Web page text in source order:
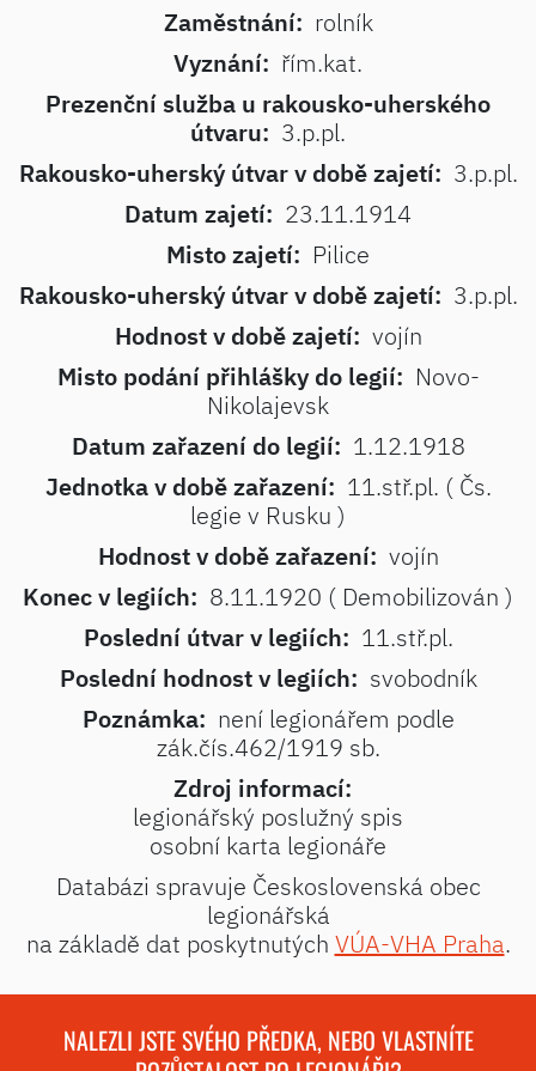
Zaměstnání: rolník
Vyznání: řím.kat.
Prezenční služba u rakousko-uherského
útvaru: 3.p.pl.
Rakousko-uherský útvar v době zajetí: 3.p.pl.
Datum zajetí: 23.11.1914
Misto zajetí: Pilice
Rakousko-uherský útvar v době zajetí: 3.p.pl.
Hodnost v době zajetí: vojín
Misto podání přihlášky do legií: Novo-
Nikolajevsk
Datum zařazení do legií: 1.12.1918
Jednotka v době zařazení: 11.stř.pl. ( Čs.
legie v Rusku )
Hodnost v době zařazení: vojín
Konec v legiích: 8.11.1920 ( Demobilizován )
Poslední útvar v legiích: 11.stř.pl.
Poslední hodnost v legiích: svobodník
Poznámka: není legionářem podle
zák.čís.462/1919 sb.
Zdroj informací:
legionářský poslužný spis
osobní karta legionáře
Databázi spravuje Československá obec
legionářská
na základě dat poskytnutých VÚA-VHA Praha.
NALEZLI JSTE SVÉHO PŘEDKA, NEBO VLASTNÍTE